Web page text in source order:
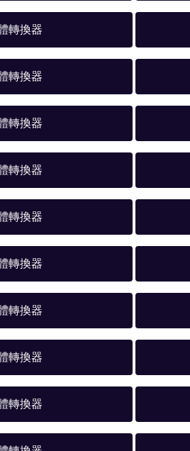
轉換器
轉換器
轉換器
轉換器
轉換器
轉換器
轉換器
轉換器
轉換器